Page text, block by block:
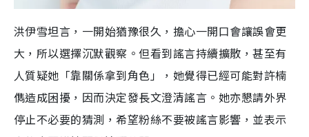
洪伊雪坦言，一開始猶豫很久，擔心一開口會讓誤會更
大，所以選擇沉默觀察。但看到謠言持續擴散，甚至有
人質疑她「靠關係拿到角色」，她覺得已經可能對許楠
儁造成困擾，因而決定發長文澄清謠言。她亦懇請外界
停止不必要的猜測，希望粉絲不要被謠言影響，並表示